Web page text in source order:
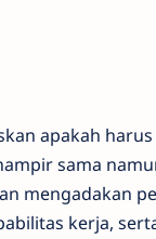
apakah
sama
mengadakan
kerja,